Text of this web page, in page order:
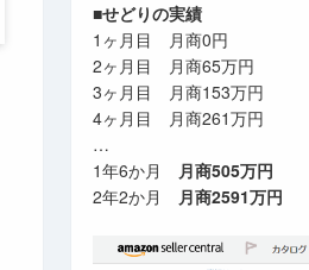
■せどりの実績
1ヶ月目 月商0円
2ヶ月目 月商65万円
3ヶ月目 月商153万円
4ヶ月目 月商261万円
…
1年6か月 月商505万円
2年2か月 月商2591万円